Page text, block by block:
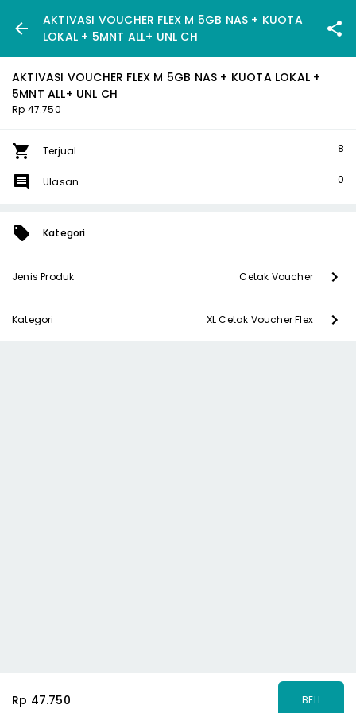
AKTIVASI VOUCHER FLEX M 5GB NAS + KUOTA
LOKAL + 5MNT ALL+ UNL CH
AKTIVASI VOUCHER FLEX M 5GB NAS + KUOTA LOKAL +
5MNT ALL+ UNL CH
Rp 47.750
Terjual 8
Ulasan 0
Kategori
Jenis Produk Cetak Voucher
Kategori XL Cetak Voucher Flex
Rp 47.750 BELI